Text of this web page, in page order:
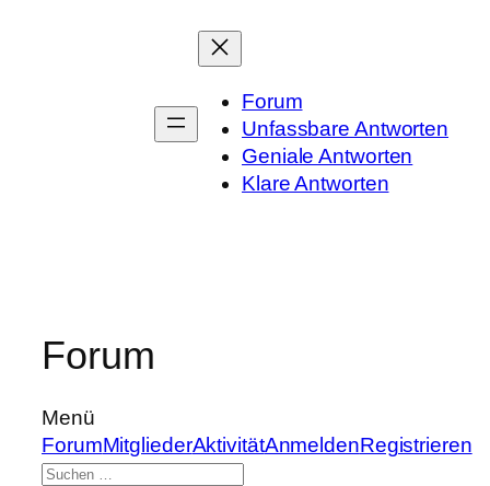
Forum
Unfassbare Antworten
Geniale Antworten
Klare Antworten
Forum
Menü
Forum-
Navigation
ForumMitgliederAktivitätAnmeldenRegistrieren